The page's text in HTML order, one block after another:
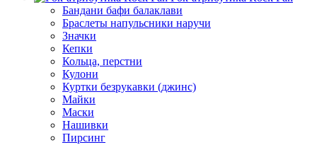
Бандани бафи балаклави
Браслеты напульсники наручи
Значки
Кепки
Кольца, перстни
Кулони
Куртки безрукавки (джинс)
Майки
Маски
Нашивки
Пирсинг